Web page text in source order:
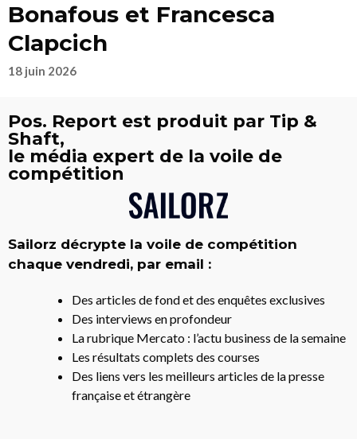
Bonafous et Francesca
Clapcich
18 juin 2026
Pos. Report est produit par Tip &
Shaft,
le média expert de la voile de
compétition
Sailorz décrypte la voile de compétition
chaque vendredi, par email :
Des articles de fond et des enquêtes exclusives
Des interviews en profondeur
La rubrique Mercato : l’actu business de la semaine
Les résultats complets des courses
Des liens vers les meilleurs articles de la presse
française et étrangère